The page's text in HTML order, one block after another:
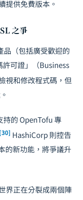
提供免費版本。
之爭
品（包括廣受歡迎的
可證」（Business
視和修改程式碼，但
持的 OpenTofu 專
[30] HashiCorp 則控告
的新功能，將爭議升
界正在分裂成兩個陣